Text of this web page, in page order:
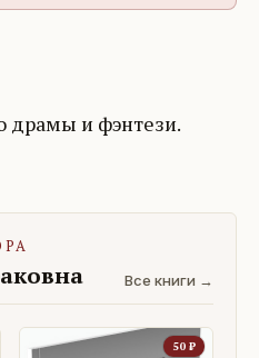
и фэнтези.
Все книги →
50 ₽